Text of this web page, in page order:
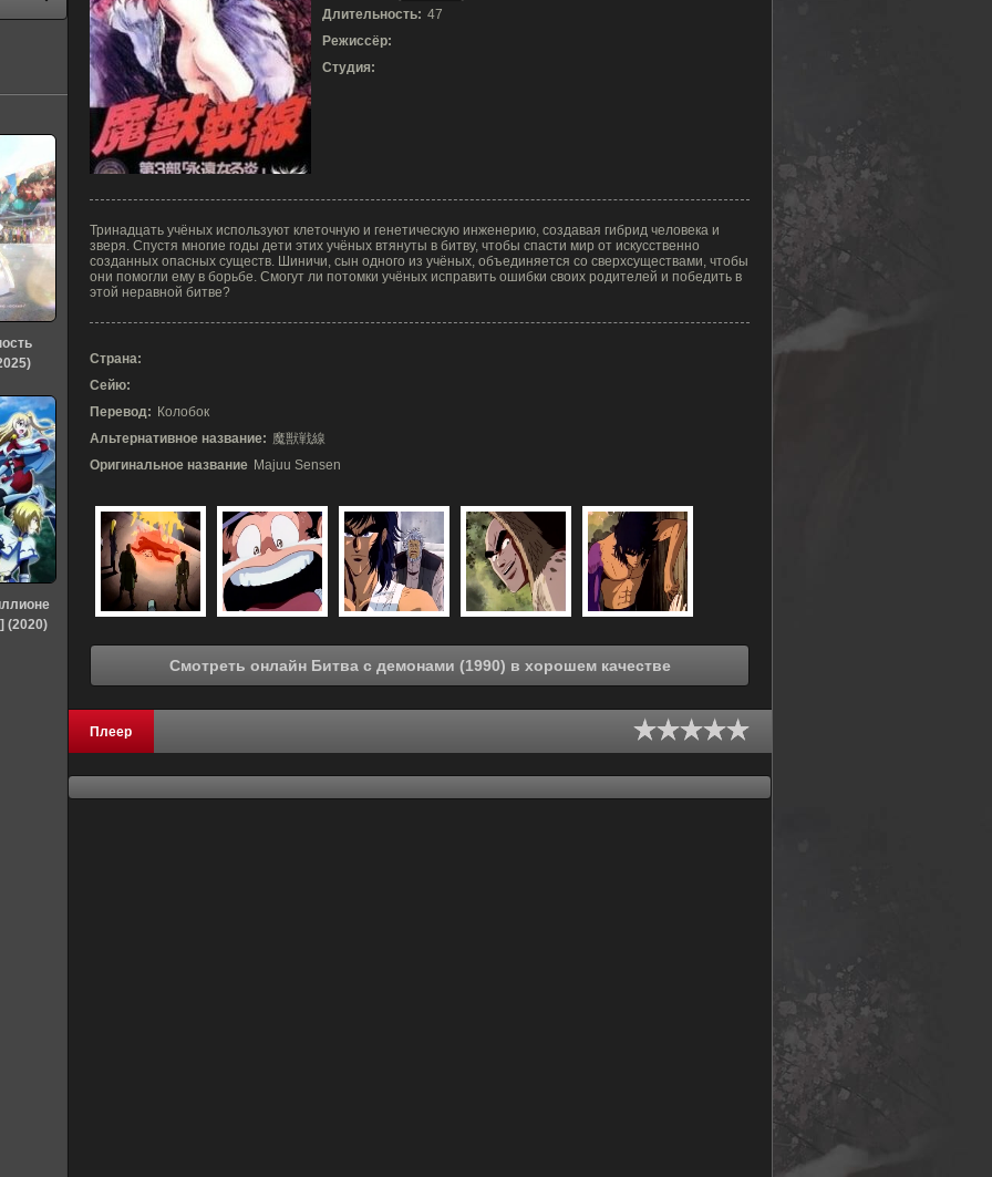
Длительность: 47
Режиссёр:
Студия:
Тринадцать учёных используют клеточную и генетическую инженерию, создавая гибрид человека и
зверя. Спустя многие годы дети этих учёных втянуты в битву, чтобы спасти мир от искусственно
созданных опасных существ. Шиничи, сын одного из учёных, объединяется со сверхсуществами, чтобы
они помогли ему в борьбе. Смогут ли потомки учёных исправить ошибки своих родителей и победить в
этой неравной битве?
Страна:
Сейю:
Перевод: Колобок
Альтернативное название: 魔獣戦線
Оригинальное название Majuu Sensen
Смотреть онлайн Битва с демонами (1990) в хорошем качестве
Плеер
(2020)